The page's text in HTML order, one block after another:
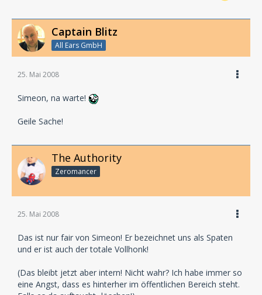
Captain Blitz
All Ears GmbH
25. Mai 2008
Simeon, na warte!
Geile Sache!
The Authority
Zeromancer
25. Mai 2008
Das ist nur fair von Simeon! Er bezeichnet uns als Spaten
und er ist auch der totale Vollhonk!
(Das bleibt jetzt aber intern! Nicht wahr? Ich habe immer so
eine Angst, dass es hinterher im öffentlichen Bereich steht.